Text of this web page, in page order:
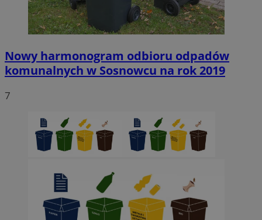
Nowy harmonogram odbioru odpadów
komunalnych w Sosnowcu na rok 2019
7
euds .rfihub.com